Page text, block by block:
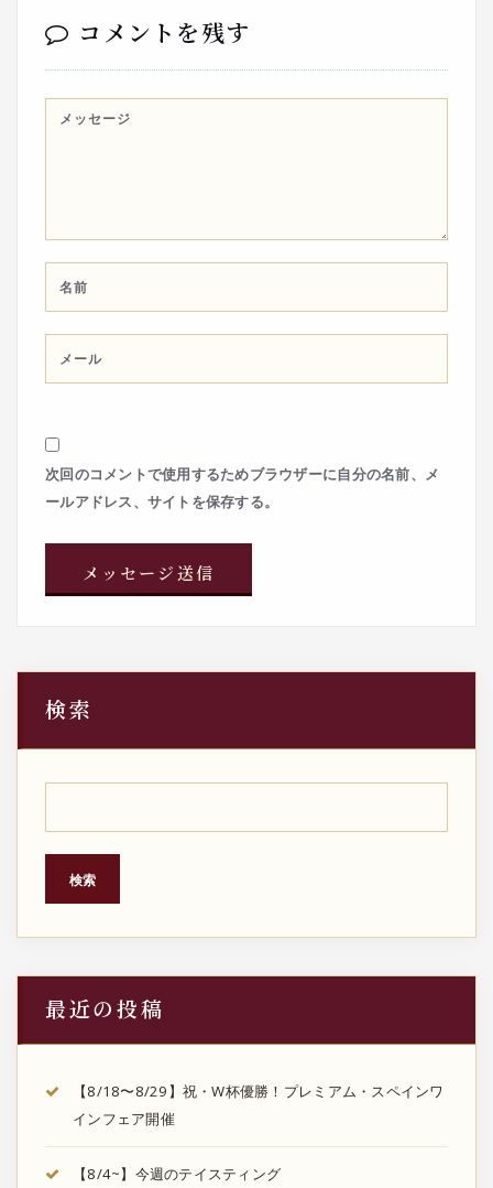
コメントを残す
次回のコメントで使用するためブラウザーに自分の名前、メ
ールアドレス、サイトを保存する。
検索
検索
最近の投稿
【8/18〜8/29】祝・W杯優勝！プレミアム・スペインワ
インフェア開催
【8/4~】今週のテイスティング